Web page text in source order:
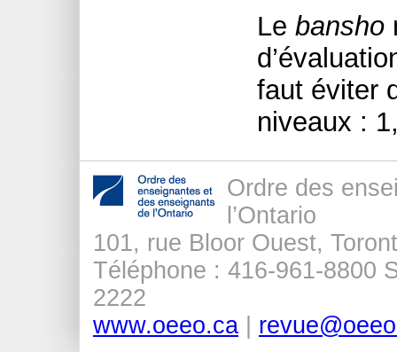
Le bansho
faut éviter
niveaux :
Ordre des
l’Ontario
101, rue Bloor Ouest,
Téléphone : 416-961-8800
2222
www.oeeo.ca